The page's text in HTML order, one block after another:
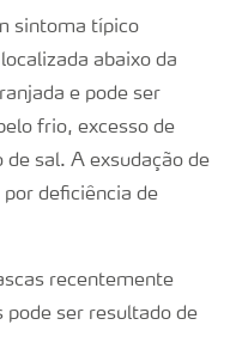
sintoma típico
abaixo da
e pode ser
frio, excesso de
sal. A exsudação de
deficiência de
recentemente
ser resultado de